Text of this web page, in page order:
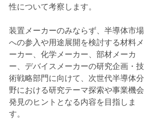
性について考察します。
装置メーカーのみならず、半導体市場
への参入や用途展開を検討する材料メ
ーカー、化学メーカー、部材メーカ
ー、デバイスメーカーの研究企画・技
術戦略部門に向けて、次世代半導体分
野における研究テーマ探索や事業機会
発見のヒントとなる内容を目指しま
す。